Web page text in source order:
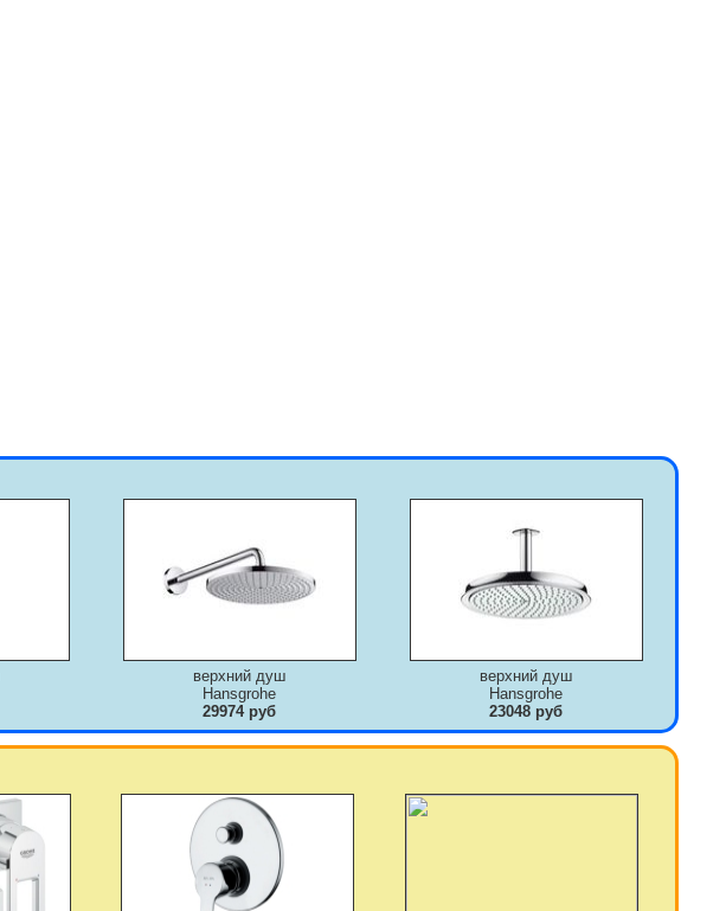
верхний душ
Hansgrohe
29974 руб
верхний душ
Hansgrohe
23048 руб